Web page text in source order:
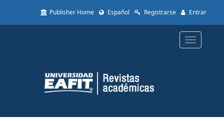
to
Content
Sidebar
Publisher Home Español Registrarse Entrar
Toggle